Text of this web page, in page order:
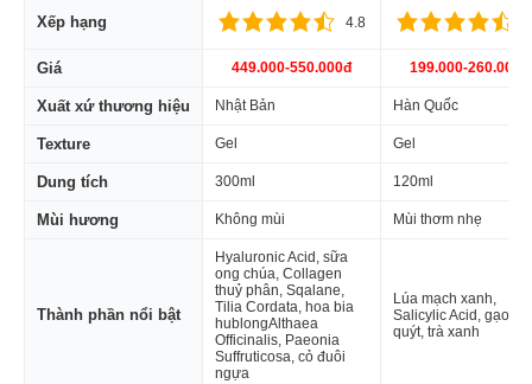
Xếp hạng 4.8
Giá 449.000-550.000đ 199.000-260.000đ
Xuất xứ thương hiệu Nhật Bản Hàn Quốc
Texture Gel Gel
Dung tích 300ml 120ml
Mùi hương Không mùi Mùi thơm nhẹ
Thành phần nổi bật
Hyaluronic Acid, sữa
ong chúa, Collagen
thuỷ phân, Sqalane,
Tilia Cordata, hoa bia
hublongAlthaea
Officinalis, Paeonia
Suffruticosa, cỏ đuôi
ngựa
Lúa mạch xanh,
Salicylic Acid, gạo, vỏ
quýt, trà xanh